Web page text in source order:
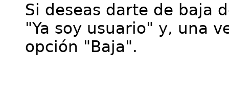
Si deseas darte de baja
"Ya soy usuario" y, una
opción "Baja".